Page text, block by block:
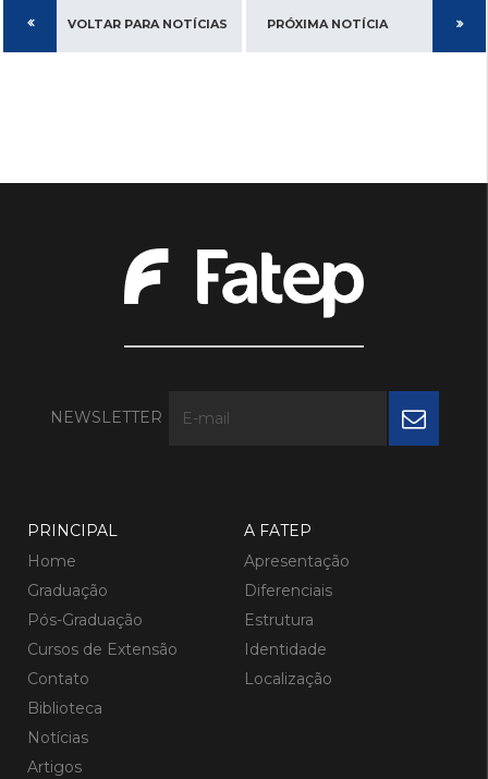
VOLTAR PARA NOTÍCIAS PRÓXIMA NOTÍCIA
NEWSLETTER
PRINCIPAL
Home
Graduação
Pós-Graduação
Cursos de Extensão
Contato
Biblioteca
Notícias
Artigos
A FATEP
Apresentação
Diferenciais
Estrutura
Identidade
Localização